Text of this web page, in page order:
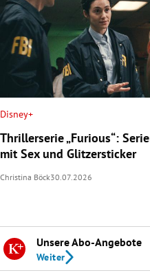
Disney+
Thrillerserie „Furious“:
mit Sex und Glitzersticker
Christina Böck30.07.2026
Unsere Abo-Angebote
Weiter